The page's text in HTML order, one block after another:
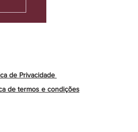
de Privacidade
de termos e condições